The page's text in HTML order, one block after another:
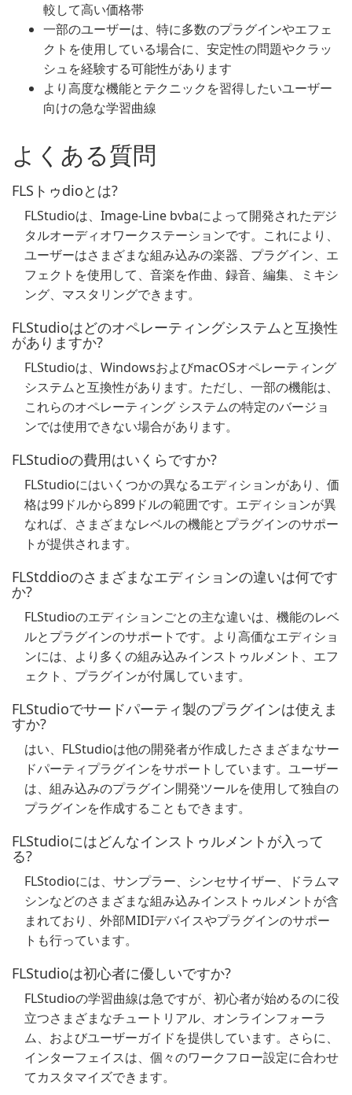
較して高い価格帯
一部のユーザーは、特に多数のプラグインやエフェ
クトを使用している場合に、安定性の問題やクラッ
シュを経験する可能性があります
より高度な機能とテクニックを習得したいユーザー
向けの急な学習曲線
よくある質問
FLSトゥdioとは?
FLStudioは、Image-Line bvbaによって開発されたデジ
タルオーディオワークステーションです。これにより、
ユーザーはさまざまな組み込みの楽器、プラグイン、エ
フェクトを使用して、音楽を作曲、録音、編集、ミキシ
ング、マスタリングできます。
FLStudioはどのオペレーティングシステムと互換性
がありますか?
FLStudioは、WindowsおよびmacOSオペレーティング
システムと互換性があります。ただし、一部の機能は、
これらのオペレーティング システムの特定のバージョ
ンでは使用できない場合があります。
FLStudioの費用はいくらですか?
FLStudioにはいくつかの異なるエディションがあり、価
格は99ドルから899ドルの範囲です。エディションが異
なれば、さまざまなレベルの機能とプラグインのサポー
トが提供されます。
FLStddioのさまざまなエディションの違いは何です
か?
FLStudioのエディションごとの主な違いは、機能のレベ
ルとプラグインのサポートです。より高価なエディショ
ンには、より多くの組み込みインストゥルメント、エフ
ェクト、プラグインが付属しています。
FLStudioでサードパーティ製のプラグインは使えま
すか?
はい、FLStudioは他の開発者が作成したさまざまなサー
ドパーティプラグインをサポートしています。ユーザー
は、組み込みのプラグイン開発ツールを使用して独自の
プラグインを作成することもできます。
FLStudioにはどんなインストゥルメントが入って
る?
FLStodioには、サンプラー、シンセサイザー、ドラムマ
シンなどのさまざまな組み込みインストゥルメントが含
まれており、外部MIDIデバイスやプラグインのサポー
トも行っています。
FLStudioは初心者に優しいですか?
FLStudioの学習曲線は急ですが、初心者が始めるのに役
立つさまざまなチュートリアル、オンラインフォーラ
ム、およびユーザーガイドを提供しています。さらに、
インターフェイスは、個々のワークフロー設定に合わせ
てカスタマイズできます。